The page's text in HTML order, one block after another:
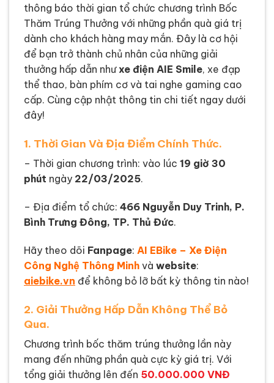
thông báo thời gian tổ chức chương trình Bốc
Thăm Trúng Thưởng với những phần quà giá trị
dành cho khách hàng may mắn. Đây là cơ hội
để bạn trở thành chủ nhân của những giải
thưởng hấp dẫn nhưxe điện AIE Smile, xe đạp
thể thao, bàn phím cơ và tai nghe gaming cao
cấp. Cùng cập nhật thông tin chi tiết ngay dưới
đây!
1. Thời Gian Và Địa Điểm Chính Thức.
– Thời gian chương trình: vào lúc 19 giờ 30
phút ngày 22/03/2025.
– Địa điểm tổ chức: 466 Nguyễn Duy Trinh, P.
Bình Trưng Đông, TP. Thủ Đức.
Hãy theo dõi Fanpage: AI EBike – Xe Điện
Công Nghệ Thông Minh và website:
aiebike.vn để không bỏ lỡ bất kỳ thông tin nào!
2. Giải Thưởng Hấp Dẫn Không Thể Bỏ
Qua.
Chương trình bốc thăm trúng thưởng lần này
mang đến những phần quà cực kỳ giá trị. Với
tổng giải thưởng lên đến 50.000.000 VNĐ